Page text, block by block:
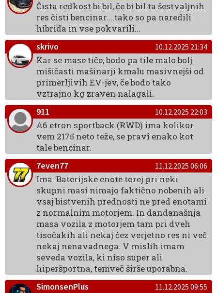
Čista redkost bi bil, če bi bil ta šestvaljnih
res čisti bencinar....tako so pa naredili
hibrida in vse pokvarili...
skrivo
10.12.2025 21:34
Kar se mase tiče, bodo pa tile malo bolj
mišičasti mašinarji kmalu masivnejši od
primerljivih EV-jev, če bodo tako
vztrajno kg zraven nalagali.
911
10.12.2025 22:03
A6 etron sportback (RWD) ima kolikor
vem 2175 neto teže, se pravi enako kot
tale bencinar.
7even77
11.12.2025 06:06
Ima. Baterijske enote torej pri neki
skupni masi nimajo faktično nobenih ali
vsaj bistvenih prednosti ne pred enotami
z normalnim motorjem. In dandanašnja
masa vozila z motorjem tam pri dveh
tisočakih ali nekaj čez verjetno res ni več
nekaj nenavadnega. V mislih imam
seveda vozila, ki niso super ali
hiperšportna, temveč širše uporabna.
SimonsenPlus
11.12.2025 09:55